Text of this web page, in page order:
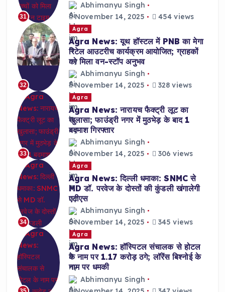
31
Abhimanyu Singh
November 14, 2025
454 views
32
Agra
Agra News: यूथ हॉस्टल में PNB का मेगा
रिटेल आउटरीच कार्यक्रम आयोजित; ग्राहकों
को मिला वन-स्टॉप अनुभव
Abhimanyu Singh
November 14, 2025
328 views
33
Agra
Agra News: नारायच फैक्ट्री लूट का
खुलासा; फाउंड्री नगर में मुठभेड़ के बाद 1
बदमाश गिरफ्तार
Abhimanyu Singh
November 14, 2025
306 views
34
Agra
Agra News: दिल्ली धमाका: SNMC से
MD डॉ. परवेज के दोस्तों की कुंडली खंगालेगी
एटीएस
Abhimanyu Singh
November 14, 2025
345 views
Agra
Agra News: हॉस्पिटल संचालक से होटल
के नाम पर 1.17 करोड़ ठगे; लॉरेंस बिश्नोई के
नाम पर धमकी
Abhimanyu Singh